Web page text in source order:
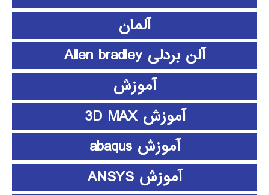
آلمان
آلن بردلی Allen bradley
آموزش
آموزش 3D MAX
آموزش abaqus
آموزش ANSYS